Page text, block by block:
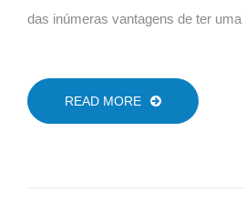
das inúmeras vantagens de ter uma
READ MORE